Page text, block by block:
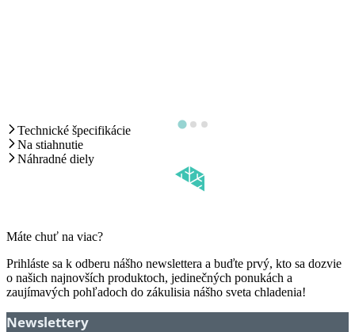
Technické špecifikácie
Na stiahnutie
Náhradné diely
Máte chuť na viac?
Prihláste sa k odberu nášho newslettera a buďte prvý, kto sa dozvie
o našich najnovších produktoch, jedinečných ponukách a
zaujímavých pohľadoch do zákulisia nášho sveta chladenia!
Newslettery